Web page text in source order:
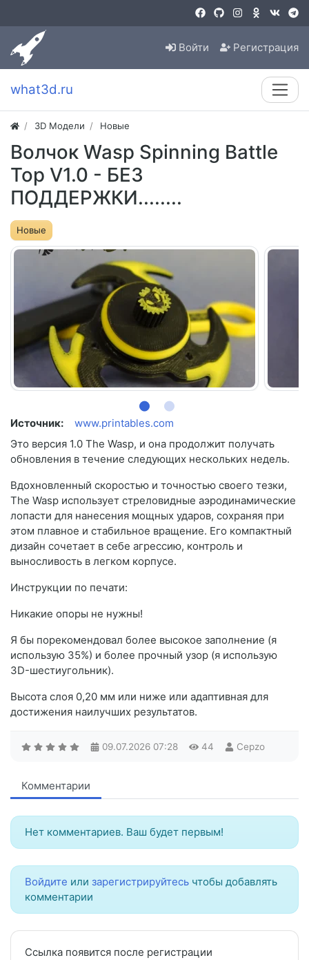
Войти Регистрация
what3d.ru
3D Модели Новые
Волчок Wasp Spinning Battle
Top V1.0 - БЕЗ
ПОДДЕРЖКИ........
Новые
Источник:
www.printables.com
Это версия 1.0 The Wasp, и она продолжит получать
обновления в течение следующих нескольких недель.
Вдохновленный скоростью и точностью своего тезки,
The Wasp использует стреловидные аэродинамические
лопасти для нанесения мощных ударов, сохраняя при
этом плавное и стабильное вращение. Его компактный
дизайн сочетает в себе агрессию, контроль и
выносливость в легком корпусе.
Инструкции по печати:
Никакие опоры не нужны!
Я бы порекомендовал более высокое заполнение (я
использую 35%) и более прочный узор (я использую
3D-шестиугольник).
Высота слоя 0,20 мм или ниже или адаптивная для
достижения наилучших результатов.
09.07.2026 07:28 44 Cepzo
Комментарии
Нет комментариев. Ваш будет первым!
Войдите или зарегистрируйтесь чтобы добавлять
комментарии
Ссылка появится после регистрации